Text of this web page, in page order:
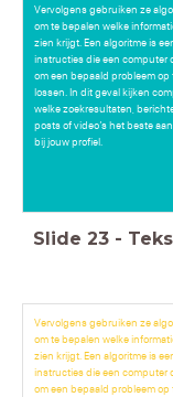
Vervolgens gebruiken ze
om te bepalen welke
zien krijgt. Een algoritme is
instructies die een computer
om een bepaald probleem op
lossen. In dit geval kijken
welke zoekresultaten,
posts of video’s het beste
bij jouw profiel.
Slide 23 -
Vervolgens gebruiken ze
om te bepalen welke
zien krijgt. Een algoritme is
instructies die een computer
om een bepaald probleem op